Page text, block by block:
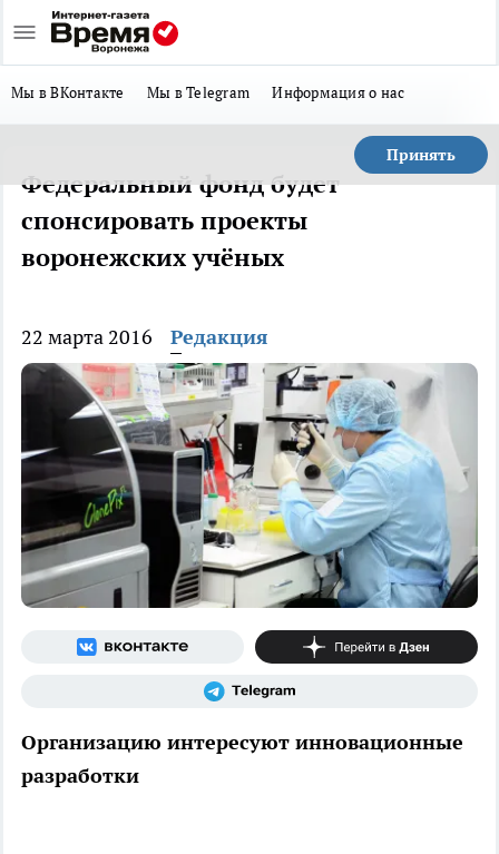
Мы в ВКонтакте Мы в Telegram Информация о нас
Принять
Федеральный фонд будет
спонсировать проекты
воронежских учёных
22 марта 2016 Редакция
Организацию интересуют инновационные
разработки